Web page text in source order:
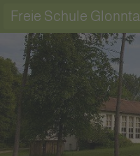
Freie Schule Glonntal